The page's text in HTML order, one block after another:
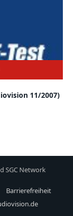
11/2007)
SGC Network
Barrierefreiheit